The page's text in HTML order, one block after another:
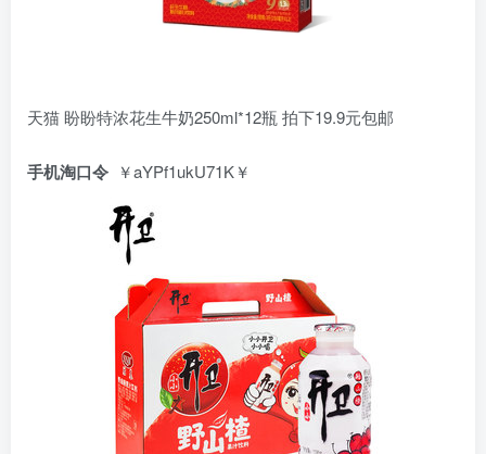
天猫 盼盼特浓花生牛奶250ml*12瓶 拍下19.9元包邮
手机淘口令 ￥aYPf1ukU71K￥